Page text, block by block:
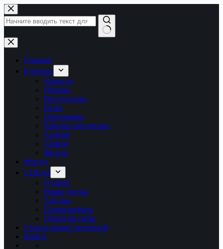
Перейти
к
сути
Ничего
не
найденоГлавная
Рубрики
Новости
Обзоры
Инструкции
Игры
Программы
Рабочее окружение
Android
Сервер
Железо
Форум
LTB.net
О сайте
Наши друзья
Авторы
Пожертвовать
Обратная связь
Статьи наших читателей
Войти